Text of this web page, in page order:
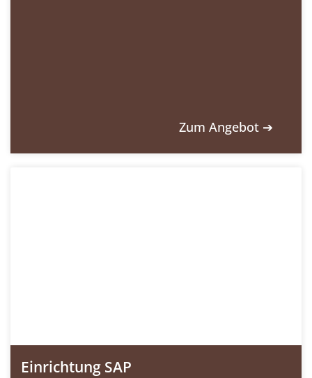
Zum Angebot ➔
Einrichtung SAP